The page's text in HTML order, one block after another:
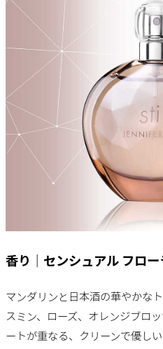
香り｜センシュアル フロー
マンダリンと日本酒の華やかな
スミン、ローズ、オレンジブロ
ートが重なる、クリーンで優しい